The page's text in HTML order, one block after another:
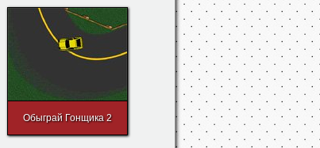
Обыграй Гонщика 2